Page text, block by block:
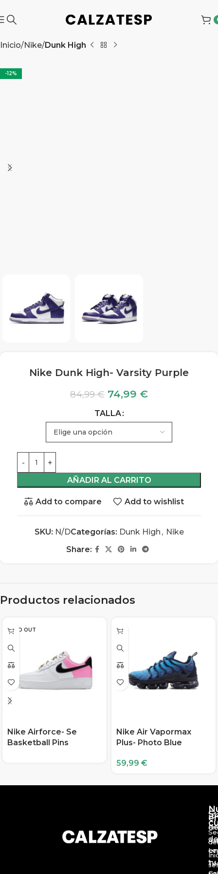
Inicio Nike Dunk High
-12%
Nike Dunk High- Varsity Purple
84,99€ 74,99 €
TALLA
AÑADIR AL CARRITO
Add to compare Add to wishlist
SKU: N/DCategorías: Dunk High , Nike
Share:
Productos relacionados
SOLD OUT
Nike Airforce- Se
Basketball Pins
Nike Air Vapormax
Plus- Photo Blue
59,99 €
de
en
tu